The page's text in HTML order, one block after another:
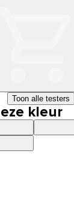
Toon alle testers
kleur